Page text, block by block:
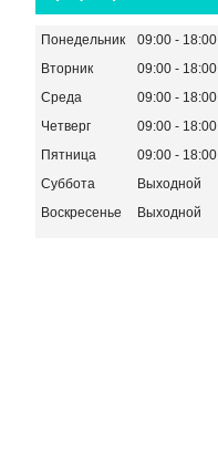
Понедельник 09:00
18:00
Вторник
09:00
18:00
Среда
09:00
18:00
Четверг
09:00
18:00
Пятница
09:00
18:00
Суббота
Выходной
Воскресенье
Выходной